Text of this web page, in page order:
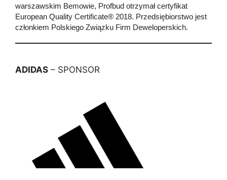
warszawskim Bemowie, Profbud otrzymał certyfikat
European Quality Certificate® 2018. Przedsiębiorstwo jest
członkiem Polskiego Związku Firm Deweloperskich.
ADIDAS – SPONSOR